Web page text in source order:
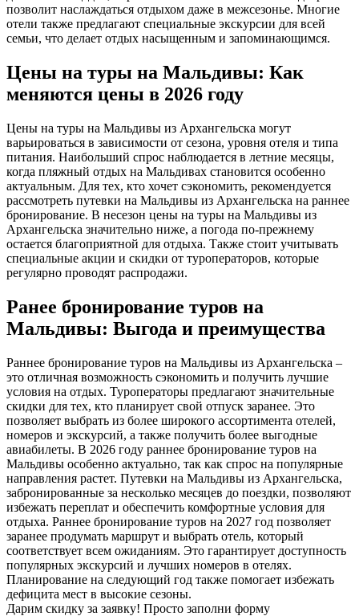
позволит наслаждаться отдыхом даже в межсезонье. Многие
отели также предлагают специальные экскурсии для всей
семьи, что делает отдых насыщенным и запоминающимся.
Цены на туры на Мальдивы: Как
меняются цены в 2026 году
Цены на туры на Мальдивы из Архангельска могут
варьироваться в зависимости от сезона, уровня отеля и типа
питания. Наибольший спрос наблюдается в летние месяцы,
когда пляжный отдых на Мальдивах становится особенно
актуальным. Для тех, кто хочет сэкономить, рекомендуется
рассмотреть путевки на Мальдивы из Архангельска на раннее
бронирование. В несезон цены на туры на Мальдивы из
Архангельска значительно ниже, а погода по-прежнему
остается благоприятной для отдыха. Также стоит учитывать
специальные акции и скидки от туроператоров, которые
регулярно проводят распродажи.
Ранее бронирование туров на
Мальдивы: Выгода и преимущества
Раннее бронирование туров на Мальдивы из Архангельска –
это отличная возможность сэкономить и получить лучшие
условия на отдых. Туроператоры предлагают значительные
скидки для тех, кто планирует свой отпуск заранее. Это
позволяет выбрать из более широкого ассортимента отелей,
номеров и экскурсий, а также получить более выгодные
авиабилеты. В 2026 году раннее бронирование туров на
Мальдивы особенно актуально, так как спрос на популярные
направления растет. Путевки на Мальдивы из Архангельска,
забронированные за несколько месяцев до поездки, позволяют
избежать переплат и обеспечить комфортные условия для
отдыха. Раннее бронирование туров на 2027 год позволяет
заранее продумать маршрут и выбрать отель, который
соответствует всем ожиданиям. Это гарантирует доступность
популярных экскурсий и лучших номеров в отелях.
Планирование на следующий год также помогает избежать
дефицита мест в высокие сезоны.
Дарим скидку за заявку! Просто заполни форму